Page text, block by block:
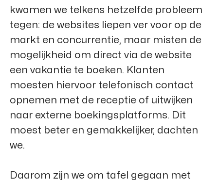
kwamen we telkens hetzelfde probleem
tegen: de websites liepen ver voor op de
markt en concurrentie, maar misten de
mogelijkheid om direct via de website
een vakantie te boeken. Klanten
moesten hiervoor telefonisch contact
opnemen met de receptie of uitwijken
naar externe boekingsplatforms. Dit
moest beter en gemakkelijker, dachten
we.
Daarom zijn we om tafel gegaan met